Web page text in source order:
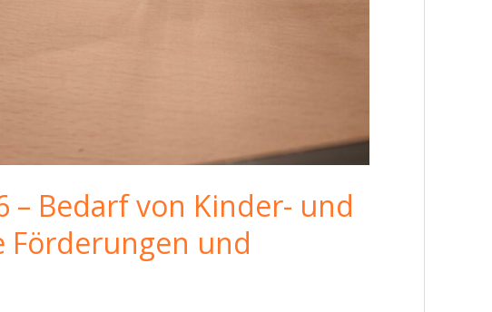
– Bedarf von Kinder- und
Förderungen und